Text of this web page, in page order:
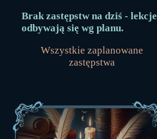
Brak zastępstw na dziś - lekcje
odbywają się wg planu.
Wszystkie zaplanowane
zastępstwa